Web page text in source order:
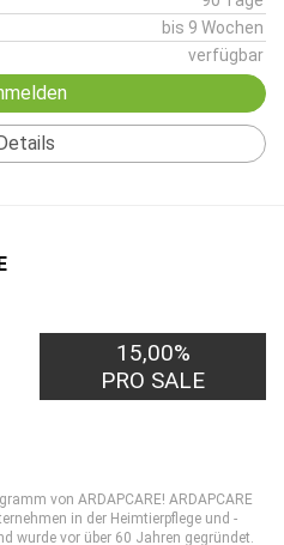
bis 9 Wochen
verfügbar
15,00%
PRO SALE
von ARDAPCARE! ARDAPCARE
in der Heimtierpflege und -
wurde vor über 60 Jahren gegründet.